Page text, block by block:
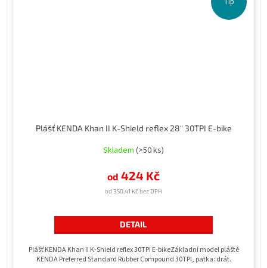
Plášť KENDA Khan II K-Shield reflex 28" 30TPI E-bike
Skladem (>50 ks)
od 350,41 Kč bez DPH
od 424 Kč
DETAIL
Plášť KENDA Khan II K-Shield reflex 30TPI E-bikeZákladní model pláště
KENDA Preferred Standard Rubber Compound 30TPI, patka: drát.